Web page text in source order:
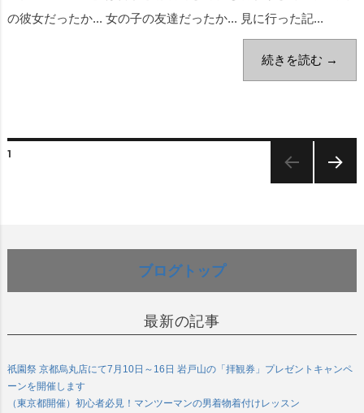
の彼女だったか... 女の子の友達だったか... 見に行った記...
続きを読む →
1
ブログトップ
最新の記事
祇園祭 京都烏丸店にて7月10日～16日 岩戸山の「拝観券」プレゼントキャンペ
ーンを開催します
（東京都開催）初心者必見！マンツーマンの男着物着付けレッスン